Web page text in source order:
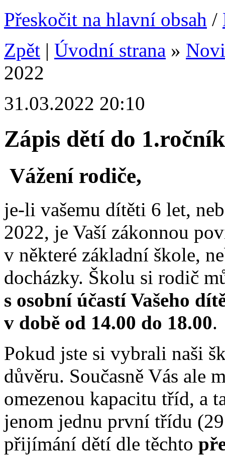
Přeskočit na hlavní obsah /
Zpět | Úvodní strana »
2022
31.03.2022 20:10
Zápis dětí do
Vážení rodiče,
je-li vašemu dítěti 6 let,
2022, je Vaší zákonnou
v některé základní škole,
docházky. Školu si rodič
s osobní účastí Vašeho
v době od 14.00 do 18.00.
Pokud jste si vybrali naši
důvěru. Současně Vás ale
omezenou kapacitu tříd, a
jenom jednu první třídu
přijímání dětí dle těchto